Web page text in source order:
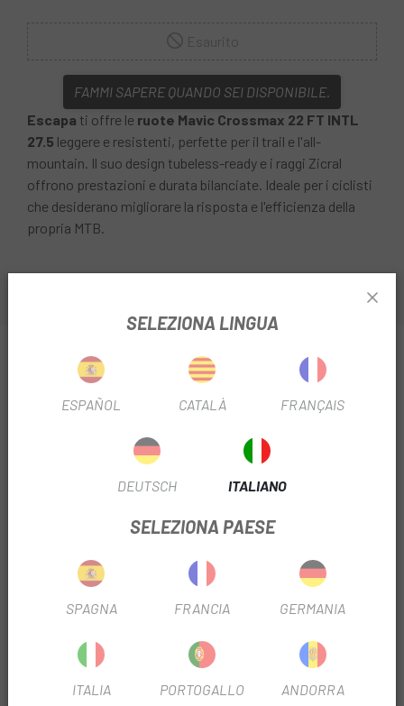
FAMMI SAPERE QUANDO SEI DISPONIBILE.
Escapa ti offre le ruote Mavic Crossmax 22 FT INTL
27.5 leggere e resistenti, perfette per il trail e l'all-
mountain. Il suo design tubeless-ready e i raggi Zicral
offrono prestazioni e durata bilanciate. Ideale per i ciclisti
che desiderano migliorare la risposta e l'efficienza della
propria MTB.
INFORMAZIONI SU RUOTE MAVIC CROSSMAX 22
FT INTL 27,5
SCHEDA PRODOTTO
FILTRO STAGIONALE
FILTRO DI USCITA
FILTRA TIPO DI DISCO 6T
SELEZIONA LINGUA
ESPAÑOL CATALÀ FRANÇAIS
DEUTSCH ITALIANO
SELEZIONA PAESE
SPAGNA FRANCIA GERMANIA
ITALIA PORTOGALLO ANDORRA